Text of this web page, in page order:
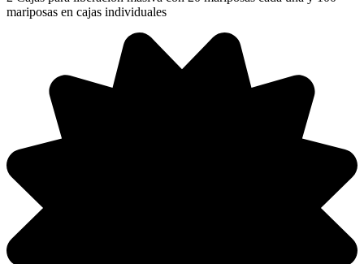
mariposas en cajas individuales